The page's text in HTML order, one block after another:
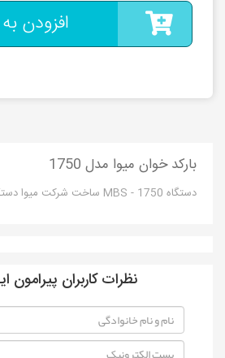
افزودن
بارکد خوان میوا مدل 1750
نظرات کاربران